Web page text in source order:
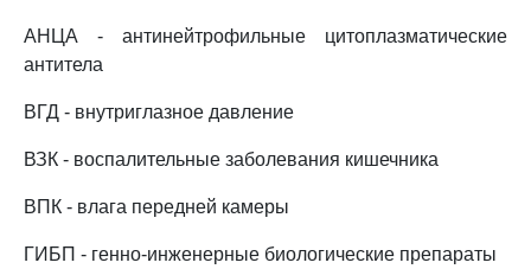
АНЦА - антинейтрофильные цитоплазматические
антитела
ВГД - внутриглазное давление
ВЗК - воспалительные заболевания кишечника
ВПК - влага передней камеры
ГИБП - генно-инженерные биологические препараты